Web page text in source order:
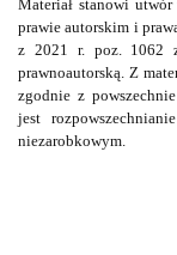
Materiał stanowi
prawie autorskim i
z 2021 r. poz. 1062
prawnoautorską. Z
zgodnie z
jest
niezarobkowym.